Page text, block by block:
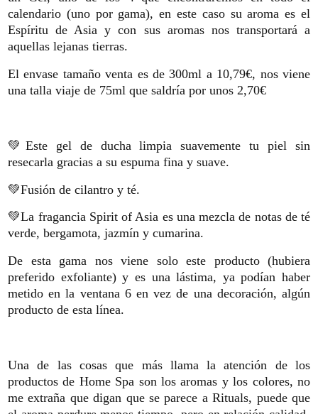
calendario (uno por gama), en este caso su aroma es el
Espíritu de Asia y con sus aromas nos transportará a
aquellas lejanas tierras.
El envase tamaño venta es de 300ml a 10,79€, nos viene
una talla viaje de 75ml que saldría por unos 2,70€
💚Este gel de ducha limpia suavemente tu piel sin
resecarla gracias a su espuma fina y suave.
💚Fusión de cilantro y té.
💚La fragancia Spirit of Asia es una mezcla de notas de té
verde, bergamota, jazmín y cumarina.
De esta gama nos viene solo este producto (hubiera
preferido exfoliante) y es una lástima, ya podían haber
metido en la ventana 6 en vez de una decoración, algún
producto de esta línea.
Una de las cosas que más llama la atención de los
productos de Home Spa son los aromas y los colores, no
me extraña que digan que se parece a Rituals, puede que